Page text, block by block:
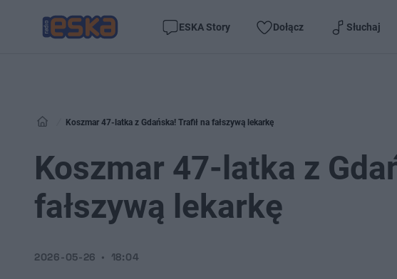
ESKA Story Dołącz Słuchaj
Koszmar 47-latka z Gdańska! Trafił na fałszywą lekarkę
Koszmar 47-latka z
fałszywą lekarkę
2026-05-26 18:04